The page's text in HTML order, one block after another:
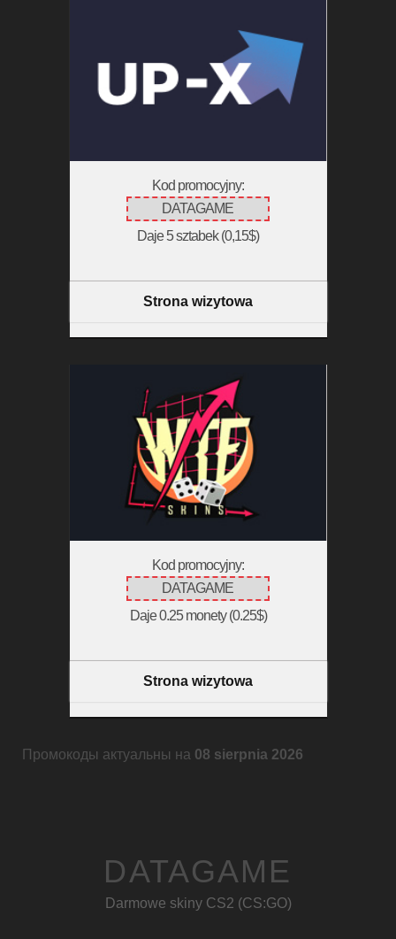
Kod promocyjny:
DATAGAME
Daje 5 sztabek (0,15$)
Strona wizytowa
Kod promocyjny:
DATAGAME
Daje 0.25 monety (0.25$)
Strona wizytowa
Промокоды актуальны на 08 sierpnia 2026
DATAGAME
Darmowe skiny CS2 (CS:GO)